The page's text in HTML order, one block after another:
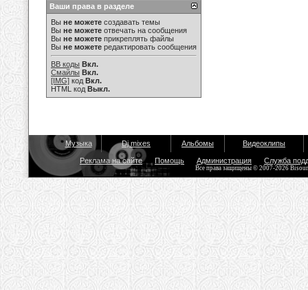
Ваши права в разделе
Вы не можете создавать темы
Вы не можете отвечать на сообщения
Вы не можете прикреплять файлы
Вы не можете редактировать сообщения
BB коды Вкл.
Смайлы Вкл.
[IMG] код Вкл.
HTML код Выкл.
Музыка Dj mixes Альбомы Видеоклипы
Реклама на сайте Помощь Администрация Служба
Все права защищены © 2007-2026